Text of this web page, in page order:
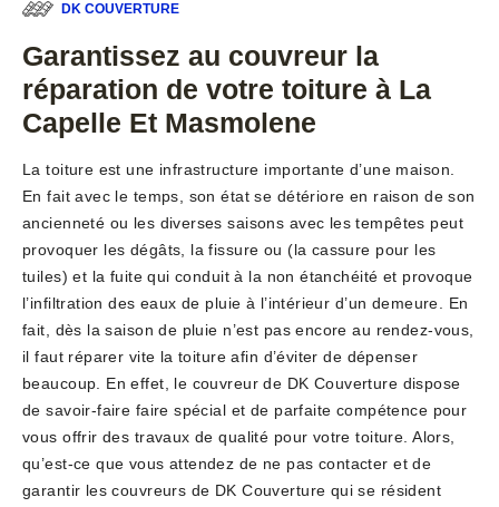
DK COUVERTURE
Garantissez au couvreur la
réparation de votre toiture à La
Capelle Et Masmolene
La toiture est une infrastructure importante d’une maison.
En fait avec le temps, son état se détériore en raison de son
ancienneté ou les diverses saisons avec les tempêtes peut
provoquer les dégâts, la fissure ou (la cassure pour les
tuiles) et la fuite qui conduit à la non étanchéité et provoque
l’infiltration des eaux de pluie à l’intérieur d’un demeure. En
fait, dès la saison de pluie n’est pas encore au rendez-vous,
il faut réparer vite la toiture afin d’éviter de dépenser
beaucoup. En effet, le couvreur de DK Couverture dispose
de savoir-faire faire spécial et de parfaite compétence pour
vous offrir des travaux de qualité pour votre toiture. Alors,
qu’est-ce que vous attendez de ne pas contacter et de
garantir les couvreurs de DK Couverture qui se résident